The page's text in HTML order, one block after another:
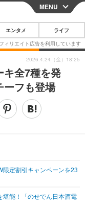
CLOSE
スマートフォン
その他
映画・ドラマ
その他
MENU
エンタメ ライフ
キ全7種を発
ーフも登場
定割引キャンペーンを23
堪能！「のせでん日本酒電
2026.4.24（金）18:25